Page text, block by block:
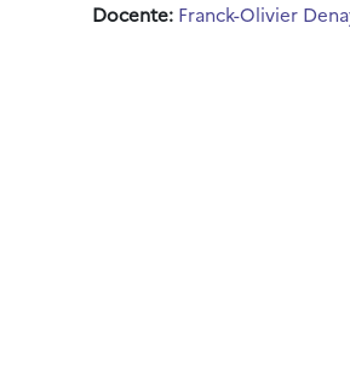
Docente: Franck-Olivier